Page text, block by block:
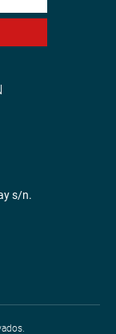
s/n.